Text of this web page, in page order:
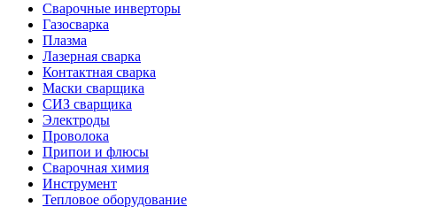
Сварочные инверторы
Газосварка
Плазма
Лазерная сварка
Контактная сварка
Маски сварщика
СИЗ сварщика
Электроды
Проволока
Припои и флюсы
Сварочная химия
Инструмент
Тепловое оборудование